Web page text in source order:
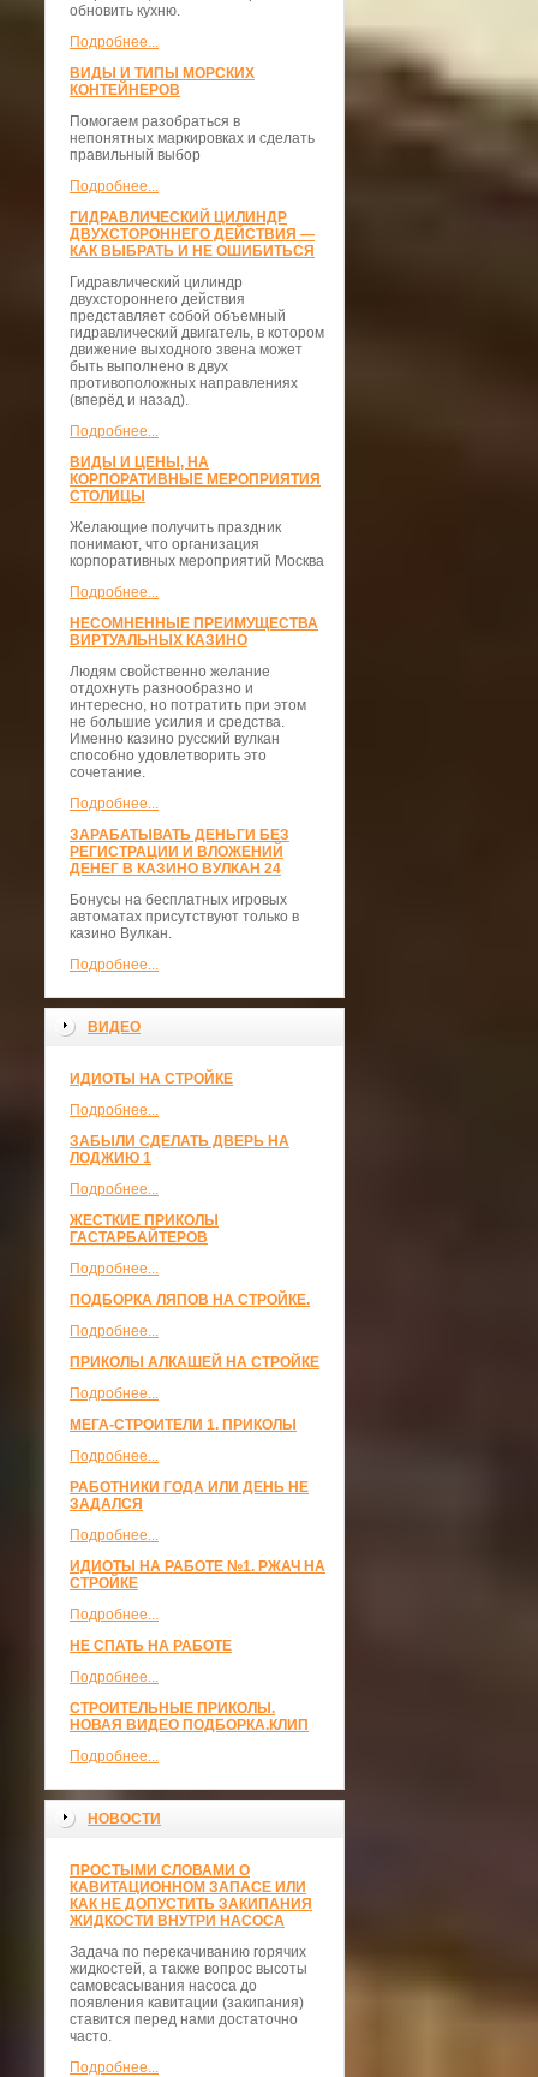
обновить кухню.
Подробнее...
ВИДЫ И ТИПЫ МОРСКИХ
КОНТЕЙНЕРОВ
Помогаем разобраться в
непонятных маркировках и сделать
правильный выбор
Подробнее...
ГИДРАВЛИЧЕСКИЙ ЦИЛИНДР
ДВУХСТОРОННЕГО ДЕЙСТВИЯ —
КАК ВЫБРАТЬ И НЕ ОШИБИТЬСЯ
Гидравлический цилиндр
двухстороннего действия
представляет собой объемный
гидравлический двигатель, в котором
движение выходного звена может
быть выполнено в двух
противоположных направлениях
(вперёд и назад).
Подробнее...
ВИДЫ И ЦЕНЫ, НА
КОРПОРАТИВНЫЕ МЕРОПРИЯТИЯ
СТОЛИЦЫ
Желающие получить праздник
понимают, что организация
корпоративных мероприятий Москва
Подробнее...
НЕСОМНЕННЫЕ ПРЕИМУЩЕСТВА
ВИРТУАЛЬНЫХ КАЗИНО
Людям свойственно желание
отдохнуть разнообразно и
интересно, но потратить при этом
не большие усилия и средства.
Именно казино русский вулкан
способно удовлетворить это
сочетание.
Подробнее...
ЗАРАБАТЫВАТЬ ДЕНЬГИ БЕЗ
РЕГИСТРАЦИИ И ВЛОЖЕНИЙ
ДЕНЕГ В КАЗИНО ВУЛКАН 24
Бонусы на бесплатных игровых
автоматах присутствуют только в
казино Вулкан.
Подробнее...
ВИДЕО
ИДИОТЫ НА СТРОЙКЕ
Подробнее...
ЗАБЫЛИ СДЕЛАТЬ ДВЕРЬ НА
ЛОДЖИЮ 1
Подробнее...
ЖЕСТКИЕ ПРИКОЛЫ
ГАСТАРБАЙТЕРОВ
Подробнее...
ПОДБОРКА ЛЯПОВ НА СТРОЙКЕ.
Подробнее...
ПРИКОЛЫ АЛКАШЕЙ НА СТРОЙКЕ
Подробнее...
МЕГА-СТРОИТЕЛИ 1. ПРИКОЛЫ
Подробнее...
РАБОТНИКИ ГОДА ИЛИ ДЕНЬ НЕ
ЗАДАЛСЯ
Подробнее...
ИДИОТЫ НА РАБОТЕ №1. РЖАЧ НА
СТРОЙКЕ
Подробнее...
НЕ СПАТЬ НА РАБОТЕ
Подробнее...
СТРОИТЕЛЬНЫЕ ПРИКОЛЫ.
НОВАЯ ВИДЕО ПОДБОРКА.КЛИП
Подробнее...
НОВОСТИ
ПРОСТЫМИ СЛОВАМИ О
КАВИТАЦИОННОМ ЗАПАСЕ ИЛИ
КАК НЕ ДОПУСТИТЬ ЗАКИПАНИЯ
ЖИДКОСТИ ВНУТРИ НАСОСА
Задача по перекачиванию горячих
жидкостей, а также вопрос высоты
самовсасывания насоса до
появления кавитации (закипания)
ставится перед нами достаточно
часто.
Подробнее...